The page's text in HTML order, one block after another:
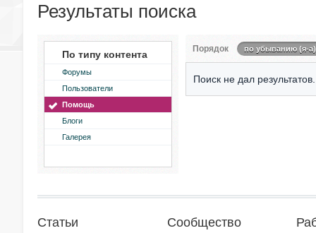
Результаты поиска
По типу контента
Форумы
Пользователи
Помощь
Блоги
Галерея
Порядок по убыванию (я-а)
Поиск не дал результатов.
Статьи Сообщество